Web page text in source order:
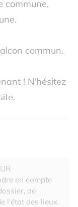
commune,
commun.
! N'hésitez
en compte
de
l'état des lieux.